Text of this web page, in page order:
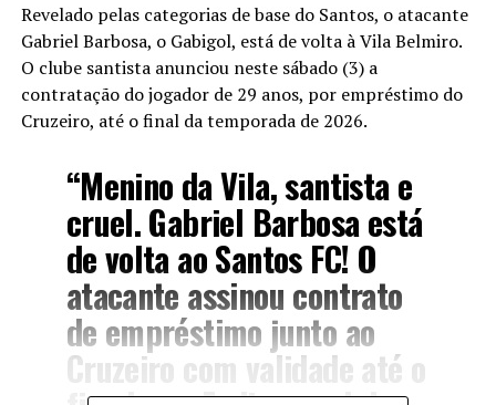
Revelado pelas categorias de base do Santos, o atacante
Gabriel Barbosa, o Gabigol, está de volta à Vila Belmiro.
O clube santista anunciou neste sábado (3) a
contratação do jogador de 29 anos, por empréstimo do
Cruzeiro, até o final da temporada de 2026.
“Menino da Vila, santista e
cruel. Gabriel Barbosa está
de volta ao Santos FC! O
atacante assinou contrato
de empréstimo junto ao
Cruzeiro com validade até o